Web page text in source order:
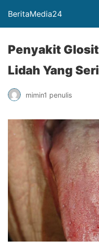
BeritaMedia24
Penyakit
Lidah Yang
mimin1 penulis